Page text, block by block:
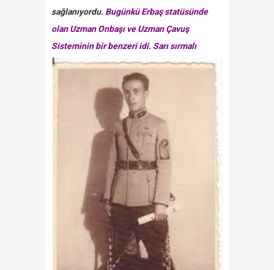
sağlanıyordu. Bugünkü Erbaş statüsünde
olan Uzman Onbaşı ve Uzman Çavuş
Sisteminin bir benzeri idi. Sarı sırmalı